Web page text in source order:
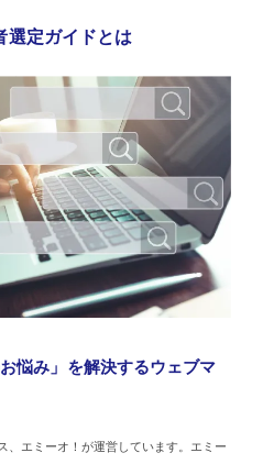
選定ガイドとは
悩み」を解決するウェブマ
、エミーオ！が運営しています。エミー